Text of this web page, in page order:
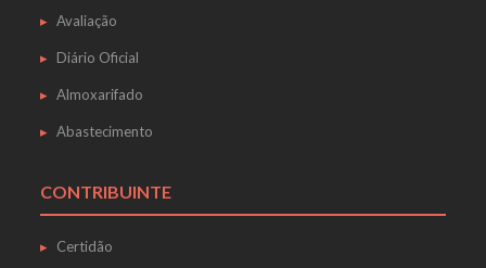
Avaliação
Diário Oficial
Almoxarifado
Abastecimento
CONTRIBUINTE
Certidão